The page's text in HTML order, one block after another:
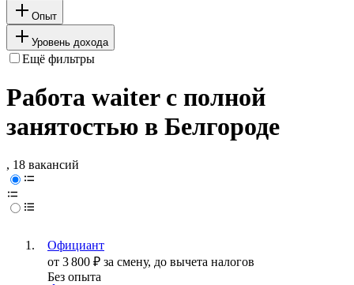
Опыт
Уровень дохода
Ещё фильтры
Работа waiter с полной
занятостью в Белгороде
, 18 вакансий
Официант
от 3 800 ₽ за смену, до вычета налогов
Без опыта